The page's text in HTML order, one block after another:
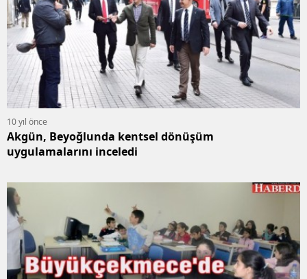
10 yıl önce
Akgün, Beyoğlunda kentsel dönüşüm
uygulamalarını inceledi